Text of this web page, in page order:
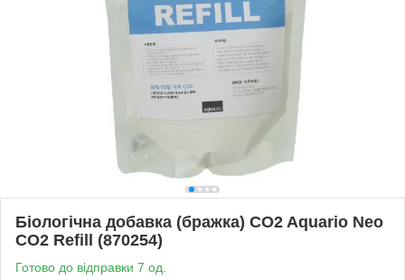
Біологічна добавка (бражка) CO2 Aquario Neo
CO2 Refill (870254)
Готово до відправки 7 од.